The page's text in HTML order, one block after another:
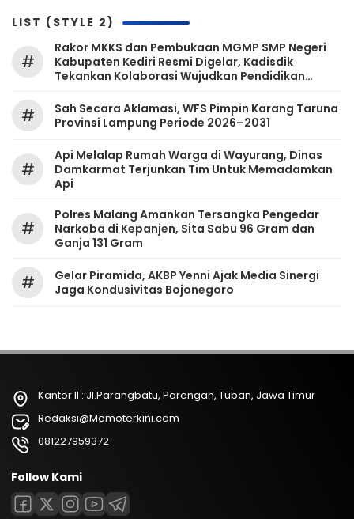
LIST (STYLE 2)
#
Rakor MKKS dan Pembukaan MGMP SMP Negeri
Kabupaten Kediri Resmi Digelar, Kadisdik
Tekankan Kolaborasi Wujudkan Pendidikan
#
Sah Secara Aklamasi, WFS Pimpin Karang Taruna
Provinsi Lampung Periode 2026–2031
#
Api Melalap Rumah Warga di Wayurang, Dinas
Damkarmat Terjunkan Tim Untuk Memadamkan
Api
#
Polres Malang Amankan Tersangka Pengedar
Narkoba di Kepanjen, Sita Sabu 96 Gram dan
Ganja 131 Gram
#
Gelar Piramida, AKBP Yenni Ajak Media Sinergi
Jaga Kondusivitas Bojonegoro
Kantor II : Jl.Parangbatu, Parengan, Tuban, Jawa Timur
Redaksi@Memoterkini.com
081227959372
Follow Kami